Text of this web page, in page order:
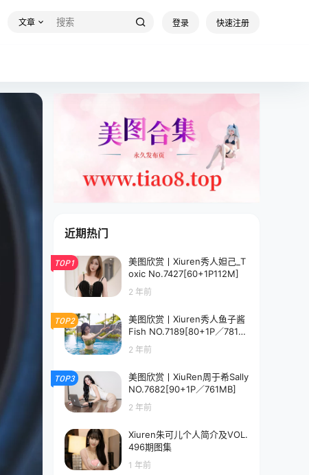
文章 登录 快速注册
近期热门
TOP1
美图欣赏丨Xiuren秀人妲己_T
oxic No.7427[60+1P112M]
2 年前
TOP2
美图欣赏丨Xiuren秀人鱼子酱
Fish NO.7189[80+1P／781M
2 年前
TOP3
美图欣赏丨XiuRen周于希Sally
NO.7682[90+1P／761MB]
2 年前
Xiuren朱可儿个人简介及VOL.
496期图集
1 年前